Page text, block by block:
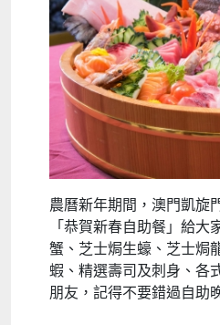
農曆新年期間，澳門凱旋
「恭賀新春自助餐」給
蟹、芝士焗生蠔、芝士焗
蝦、精選壽司及刺身、各
朋友，記得不要錯過自助